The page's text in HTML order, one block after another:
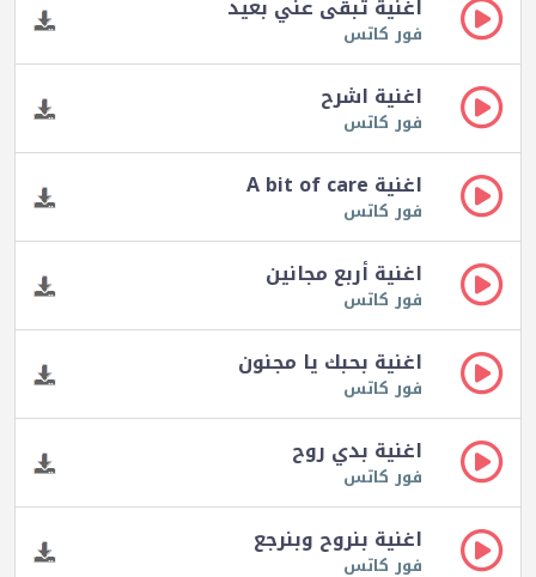
اغنية تبقى عني بعيد
فور كاتس
اغنية اشرح
فور كاتس
اغنية A bit of care
فور كاتس
اغنية أربع مجانين
فور كاتس
اغنية بحبك يا مجنون
فور كاتس
اغنية بدي روح
فور كاتس
اغنية بنروح وبنرجع
فور كاتس